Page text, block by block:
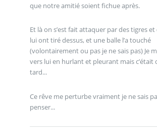
que notre amitié soient fichue après.
Et là on s’est fait attaquer par des tigres et
lui ont tiré dessus, et une balle l’a touché
(volontairement ou pas je ne sais pas) Je
vers lui en hurlant et pleurant mais c’était
tard...
Ce rêve me perturbe vraiment je ne sais
penser...